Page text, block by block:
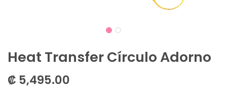
Heat Transfer Círculo Adorno
₡ 5,495.00